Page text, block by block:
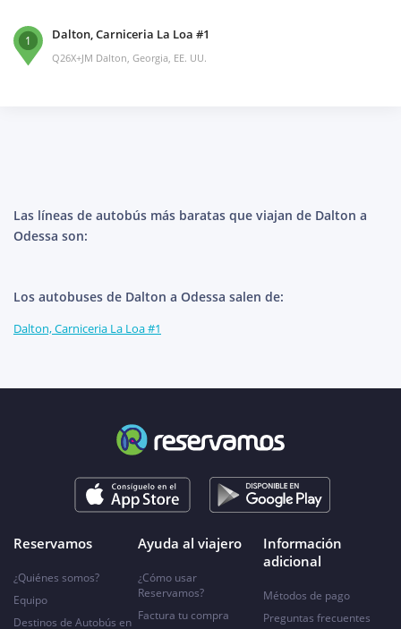
1 Dalton, Carniceria La Loa #1
Q26X+JM Dalton, Georgia, EE. UU.
Las líneas de autobús más baratas que viajan de Dalton a
Odessa son:
Los autobuses de Dalton a Odessa salen de:
Dalton, Carniceria La Loa #1
Reservamos
¿Quiénes somos?
Equipo
Destinos de Autobús en
Ayuda al viajero
¿Cómo usar
Reservamos?
Factura tu compra
Información
adicional
Métodos de pago
Preguntas frecuentes